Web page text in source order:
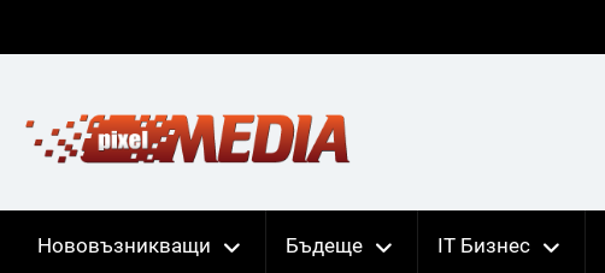
Нововъзникващи Бъдеще IT Бизнес